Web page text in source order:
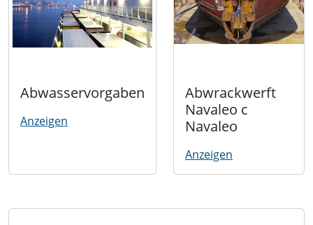
Abwasservorgaben
Anzeigen
Abwrackwerft
Navaleo c
Navaleo
Anzeigen